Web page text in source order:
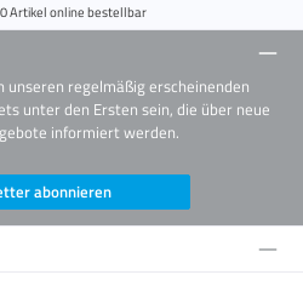
Artikel online bestellbar
regelmäßig erscheinenden
unter den Ersten sein, die über neue
informiert werden.
abonnieren